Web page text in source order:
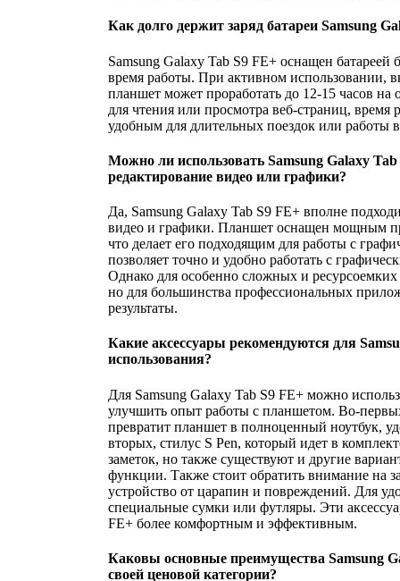
Как долго держит заряд батареи Samsung
Samsung Galaxy Tab S9 FE+ оснащен
время работы. При активном использовании,
планшет может проработать до 12-15 часов
для чтения или просмотра веб-страниц,
удобным для длительных поездок или работы
Можно ли использовать Samsung Galaxy
редактирование видео или графики?
Да, Samsung Galaxy Tab S9 FE+ вполне
видео и графики. Планшет оснащен мощным
что делает его подходящим для работы с
позволяет точно и удобно работать с
Однако для особенно сложных и
но для большинства профессиональных
результаты.
Какие аксессуары рекомендуются для
использования?
Для Samsung Galaxy Tab S9 FE+ можно
улучшить опыт работы с планшетом. Во-
превратит планшет в полноценный ноутбук,
вторых, стилус S Pen, который идет в
заметок, но также существуют и другие
функции. Также стоит обратить внимание на
устройство от царапин и повреждений. Для
специальные сумки или футляры. Эти
FE+ более комфортным и эффективным.
Каковы основные преимущества Samsung
своей ценовой категории?